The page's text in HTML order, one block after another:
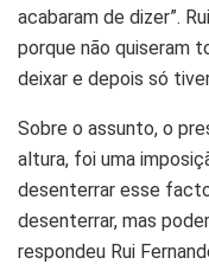
acabaram de dizer”.
porque não quiseram
deixar e depois só
Sobre o assunto, o
altura, foi uma
desenterrar esse
desenterrar, mas
respondeu Rui